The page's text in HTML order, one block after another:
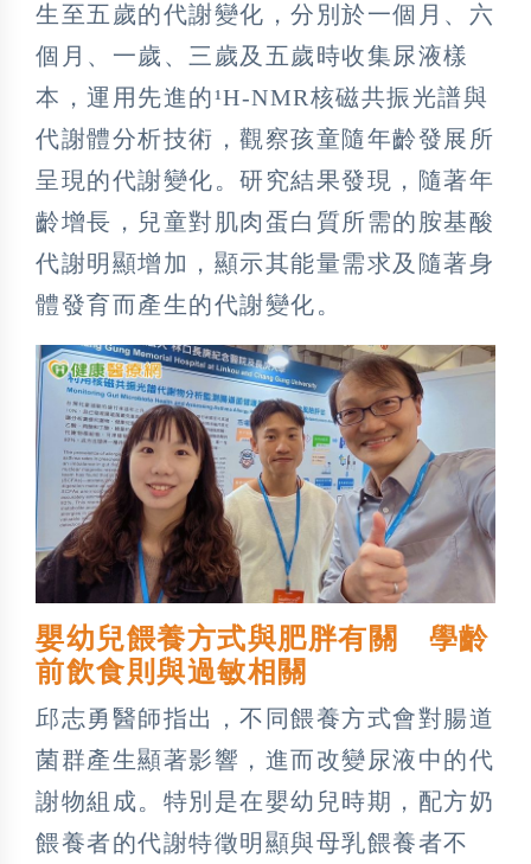
生至五歲的代謝變化，分別於一個月、六
個月、一歲、三歲及五歲時收集尿液樣
本，運用先進的¹H-NMR核磁共振光譜與
代謝體分析技術，觀察孩童隨年齡發展所
呈現的代謝變化。研究結果發現，隨著年
齡增長，兒童對肌肉蛋白質所需的胺基酸
代謝明顯增加，顯示其能量需求及隨著身
體發育而產生的代謝變化。
嬰幼兒餵養方式與肥胖有關 學齡
前飲食則與過敏相關
邱志勇醫師指出，不同餵養方式會對腸道
菌群產生顯著影響，進而改變尿液中的代
謝物組成。特別是在嬰幼兒時期，配方奶
餵養者的代謝特徵明顯與母乳餵養者不